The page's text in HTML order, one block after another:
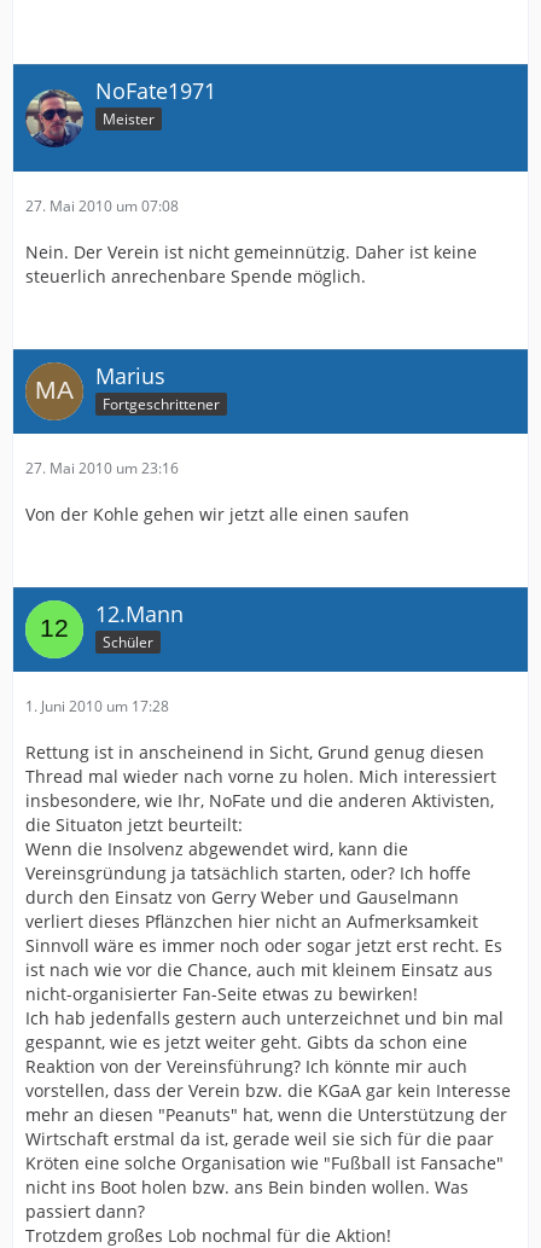
NoFate1971
Meister
27. Mai 2010 um 07:08
Nein. Der Verein ist nicht gemeinnützig. Daher ist keine
steuerlich anrechenbare Spende möglich.
Marius
Fortgeschrittener
27. Mai 2010 um 23:16
Von der Kohle gehen wir jetzt alle einen saufen
12.Mann
Schüler
1. Juni 2010 um 17:28
Rettung ist in anscheinend in Sicht, Grund genug diesen
Thread mal wieder nach vorne zu holen. Mich interessiert
insbesondere, wie Ihr, NoFate und die anderen Aktivisten,
die Situaton jetzt beurteilt:
Wenn die Insolvenz abgewendet wird, kann die
Vereinsgründung ja tatsächlich starten, oder? Ich hoffe
durch den Einsatz von Gerry Weber und Gauselmann
verliert dieses Pflänzchen hier nicht an Aufmerksamkeit
Sinnvoll wäre es immer noch oder sogar jetzt erst recht. Es
ist nach wie vor die Chance, auch mit kleinem Einsatz aus
nicht-organisierter Fan-Seite etwas zu bewirken!
Ich hab jedenfalls gestern auch unterzeichnet und bin mal
gespannt, wie es jetzt weiter geht. Gibts da schon eine
Reaktion von der Vereinsführung? Ich könnte mir auch
vorstellen, dass der Verein bzw. die KGaA gar kein Interesse
mehr an diesen "Peanuts" hat, wenn die Unterstützung der
Wirtschaft erstmal da ist, gerade weil sie sich für die paar
Kröten eine solche Organisation wie "Fußball ist Fansache"
nicht ins Boot holen bzw. ans Bein binden wollen. Was
passiert dann?
Trotzdem großes Lob nochmal für die Aktion!